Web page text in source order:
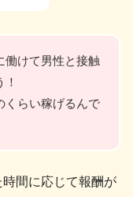
働けて男性と接触
くらい稼げるんで
間に応じて報酬が